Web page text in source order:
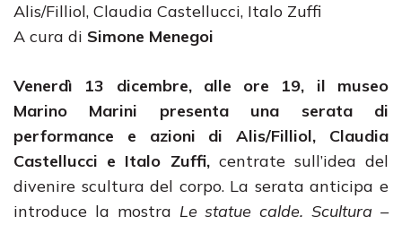
Alis/Filliol, Claudia Castellucci, Italo Zuffi
A cura di Simone Menegoi
Venerdì 13 dicembre, alle ore 19, il museo
Marino Marini presenta una serata di
performance e azioni di Alis/Filliol, Claudia
Castellucci e Italo Zuffi,centrate sull’idea del
divenire scultura del corpo. La serata anticipa e
introduce la mostra Le statue calde. Scultura –